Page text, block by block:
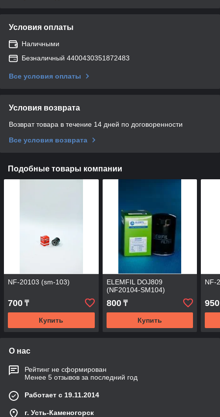
Условия оплаты
Наличными
Безналичный 4400430351872483
Все условия оплаты
Условия возврата
Возврат товара в течение 14 дней по договоренности
Все условия возврата
Подобные товары компании
NF-20103 (sm-103)
700 ₸
Купить
ELEMFIL DOJ809
(NF20104-SM104)
800₸
Купить
NF-
950
О нас
Рейтинг не сформирован
Менее 5 отзывов за последний год
Работает с 19.11.2014
г. Усть-Каменогорск